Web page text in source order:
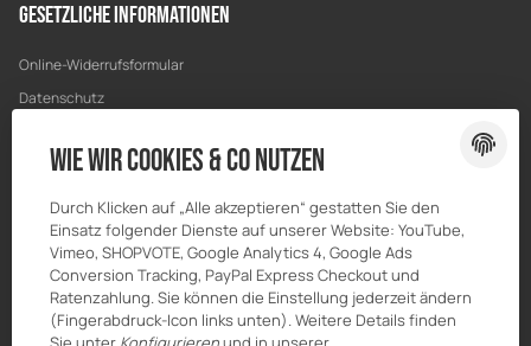
Gesetzliche Informationen
Online-Widerrufsformular
Datenschutz
Sitemap
Impressum
Batteriegesetzhinweise
Widerrufsrecht
Wie wir Cookies & Co nutzen
Durch Klicken auf „Alle akzeptieren“ gestatten Sie den
Einsatz folgender Dienste auf unserer Website: YouTube,
Vimeo, SHOPVOTE, Google Analytics 4, Google Ads
Conversion Tracking, PayPal Express Checkout und
Ratenzahlung. Sie können die Einstellung jederzeit ändern
(Fingerabdruck-Icon links unten). Weitere Details finden